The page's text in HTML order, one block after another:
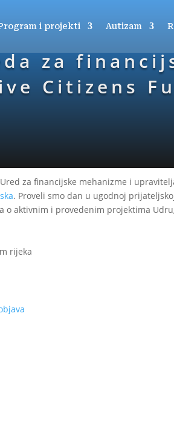
i projekti Autizam
za
Citizens
za financijske mehanizme i
. Proveli smo dan u ugodnoj
o aktivnim i provedenim projektima